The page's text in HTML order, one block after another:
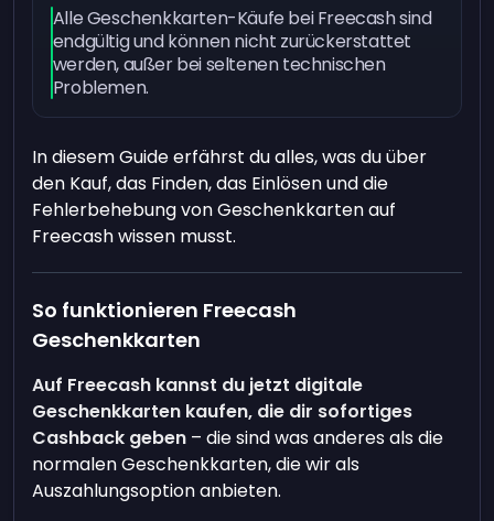
Alle Geschenkkarten-Käufe bei Freecash sind
endgültig und können nicht zurückerstattet
werden, außer bei seltenen technischen
Problemen.
In diesem Guide erfährst du alles, was du über
den Kauf, das Finden, das Einlösen und die
Fehlerbehebung von Geschenkkarten auf
Freecash wissen musst.
So funktionieren Freecash
Geschenkkarten
Auf Freecash kannst du jetzt digitale
Geschenkkarten kaufen, die dir sofortiges
Cashback geben – die sind was anderes als die
normalen Geschenkkarten, die wir als
Auszahlungsoption anbieten.